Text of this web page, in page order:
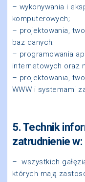
– wykonywania i
komputerowych;
– projektowania,
baz danych;
– programowania
internetowych oraz
– projektowania,
WWW i systemami
5. Technik
zatrudnienie w:
– wszystkich
których mają